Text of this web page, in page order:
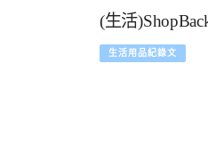
(生活
生活用品紀錄文